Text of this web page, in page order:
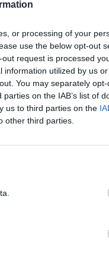
or processing of your
use the below opt-out
request is processed
utilized by us
You may separately
on the IAB’s list of
us to third parties on the
other third parties.
bolj varčevati z
vzel tudi nekaj
so pripravili